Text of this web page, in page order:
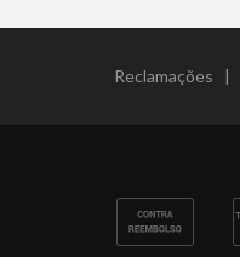
Reclamações |